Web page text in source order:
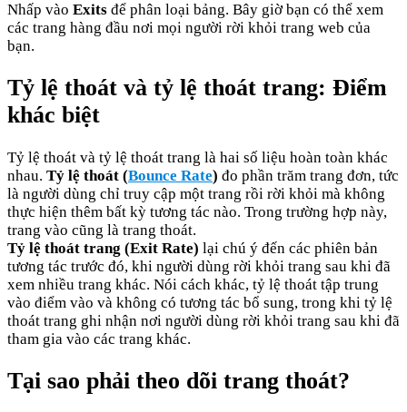
Nhấp vào Exits để phân loại bảng. Bây giờ bạn có thể xem
các trang hàng đầu nơi mọi người rời khỏi trang web của
bạn.
Tỷ lệ thoát và tỷ lệ thoát trang: Điểm
khác biệt
Tỷ lệ thoát và tỷ lệ thoát trang là hai số liệu hoàn toàn khác
nhau. Tỷ lệ thoát (Bounce Rate) đo phần trăm trang đơn, tức
là người dùng chỉ truy cập một trang rồi rời khỏi mà không
thực hiện thêm bất kỳ tương tác nào. Trong trường hợp này,
trang vào cũng là trang thoát.
Tỷ lệ thoát trang (Exit Rate) lại chú ý đến các phiên bản
tương tác trước đó, khi người dùng rời khỏi trang sau khi đã
xem nhiều trang khác. Nói cách khác, tỷ lệ thoát tập trung
vào điểm vào và không có tương tác bổ sung, trong khi tỷ lệ
thoát trang ghi nhận nơi người dùng rời khỏi trang sau khi đã
tham gia vào các trang khác.
Tại sao phải theo dõi trang thoát?